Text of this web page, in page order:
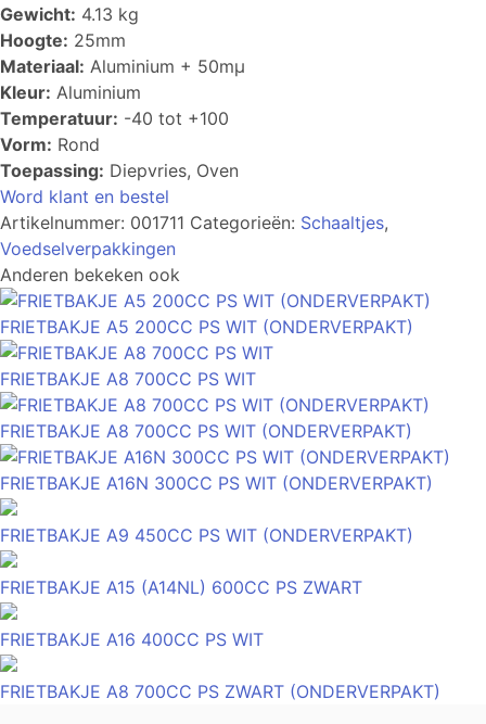
Gewicht: 4.13 kg
Hoogte: 25mm
Materiaal: Aluminium + 50mµ
Kleur: Aluminium
Temperatuur: -40 tot +100
Vorm: Rond
Toepassing: Diepvries, Oven
Word klant en bestel
Artikelnummer: 001711 Categorieën: Schaaltjes,
Voedselverpakkingen
Anderen bekeken ook
FRIETBAKJE A5 200CC PS WIT (ONDERVERPAKT)
FRIETBAKJE A8 700CC PS WIT
FRIETBAKJE A8 700CC PS WIT (ONDERVERPAKT)
FRIETBAKJE A16N 300CC PS WIT (ONDERVERPAKT)
FRIETBAKJE A9 450CC PS WIT (ONDERVERPAKT)
FRIETBAKJE A15 (A14NL) 600CC PS ZWART
FRIETBAKJE A16 400CC PS WIT
FRIETBAKJE A8 700CC PS ZWART (ONDERVERPAKT)